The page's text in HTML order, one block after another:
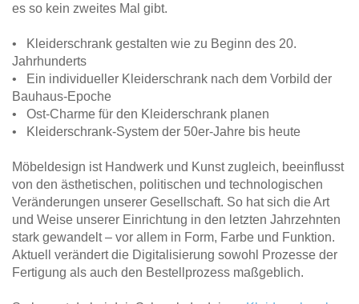
es so kein zweites Mal gibt.
• Kleiderschrank gestalten wie zu Beginn des 20.
Jahrhunderts
• Ein individueller Kleiderschrank nach dem Vorbild der
Bauhaus-Epoche
• Ost-Charme für den Kleiderschrank planen
• Kleiderschrank-System der 50er-Jahre bis heute
Möbeldesign ist Handwerk und Kunst zugleich, beeinflusst
von den ästhetischen, politischen und technologischen
Veränderungen unserer Gesellschaft. So hat sich die Art
und Weise unserer Einrichtung in den letzten Jahrzehnten
stark gewandelt – vor allem in Form, Farbe und Funktion.
Aktuell verändert die Digitalisierung sowohl Prozesse der
Fertigung als auch den Bestellprozess maßgeblich.